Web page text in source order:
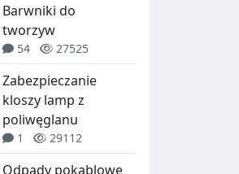
Barwniki do
tworzyw
54 27525
Zabezpieczanie
kloszy lamp z
poliwęglanu
1 29112
Odpady pokablowe